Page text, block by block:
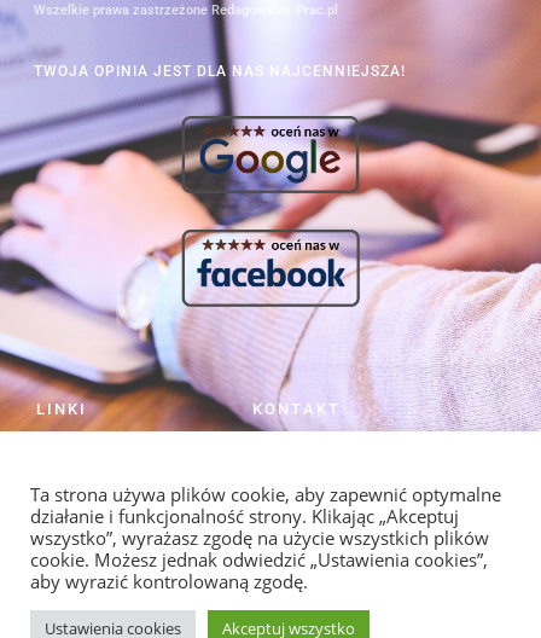
KONTAKT
Strzelców 19/5 Kraków
info@redagowanie-prac.pl
redagowanieprac.pl@gmail.com
Facebook/redagowaniepracpl
LINKI
Kontakt
Regulamin i polityka
prywatności
Wszelkie prawa zastrzeżone Redagowanie-Prac.pl
TWOJA OPINIA JEST DLA NAS NAJCENNIEJSZA!
Ta strona używa plików cookie, aby zapewnić optymalne
działanie i funkcjonalność strony. Klikając „Akceptuj
wszystko”, wyrażasz zgodę na użycie wszystkich plików
cookie. Możesz jednak odwiedzić „Ustawienia cookies”,
aby wyrazić kontrolowaną zgodę.
Ustawienia cookies Akceptuj wszystko